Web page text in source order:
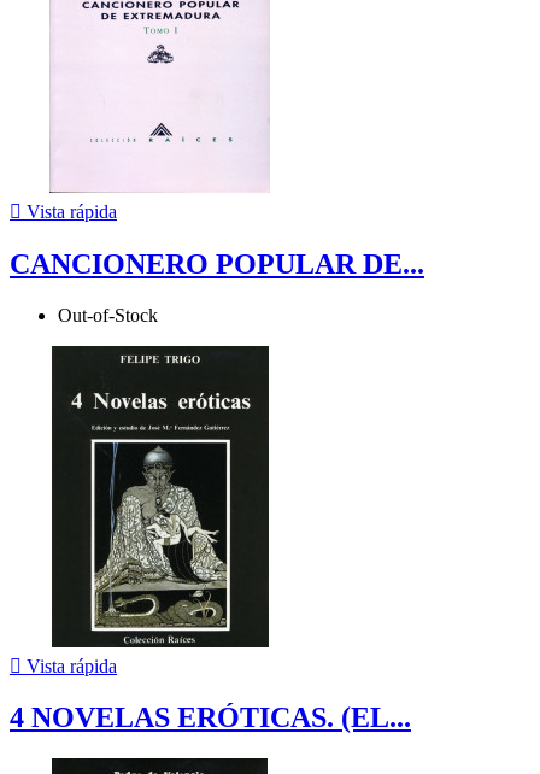
 Vista rápida
CANCIONERO POPULAR DE...
Out-of-Stock
 Vista rápida
4 NOVELAS ERÓTICAS. (EL...